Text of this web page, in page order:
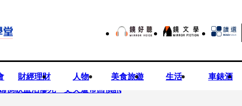
財經理財 人物 美食旅遊 生活 車錶酒
倒臥血泊慘死 丈夫遭帶回偵訊